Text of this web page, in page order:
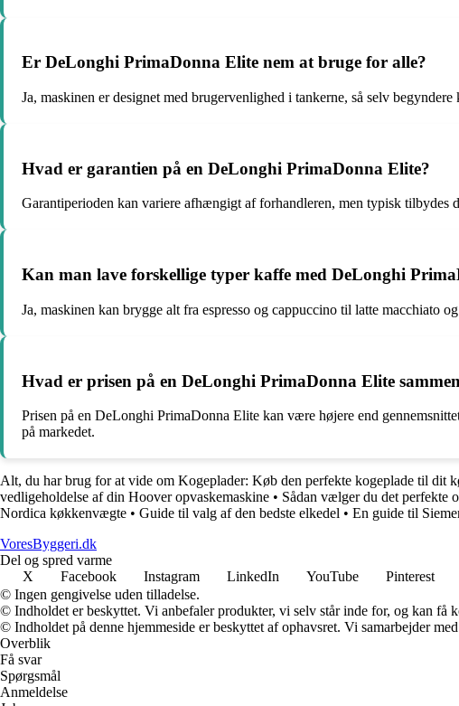
Er DeLonghi PrimaDonna Elite nem at bruge for alle?
Ja, maskinen er designet med brugervenlighed i tankerne, så selv
Hvad er garantien på en DeLonghi PrimaDonna Elite?
Garantiperioden kan variere afhængigt af forhandleren, men typisk tilbydes
Kan man lave forskellige typer kaffe med DeLonghi
Ja, maskinen kan brygge alt fra espresso og cappuccino til latte macchiato
Hvad er prisen på en DeLonghi PrimaDonna Elite
Prisen på en DeLonghi PrimaDonna Elite kan være højere end
på markedet.
Alt, du har brug for at vide om Kogeplader: Køb den perfekte kogeplade til dit
vedligeholdelse af din Hoover opvaskemaskine • Sådan vælger du det perfekte
Nordica køkkenvægte • Guide til valg af den bedste elkedel • En guide til
VoresByggeri.dk
Del og spred varme
X
Facebook Instagram LinkedIn YouTube Pinterest
© Ingen gengivelse uden tilladelse.
© Indholdet er beskyttet. Vi anbefaler produkter, vi selv står inde for, og kan få
© Indholdet på denne hjemmeside er beskyttet af ophavsret. Vi samarbejder
Overblik
Få svar
Spørgsmål
Anmeldelse